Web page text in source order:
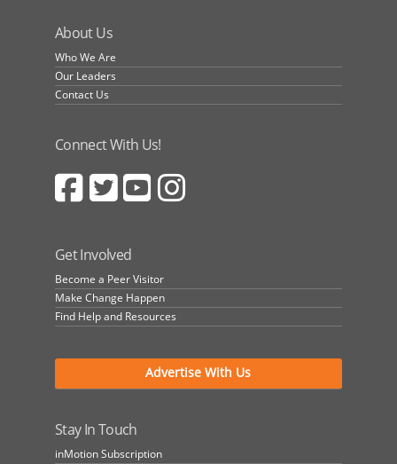
About Us
Who We Are
Our Leaders
Contact Us
Connect With Us!
Get Involved
Become a Peer Visitor
Make Change Happen
Find Help and Resources
Advertise With Us
Stay In Touch
inMotion Subscription